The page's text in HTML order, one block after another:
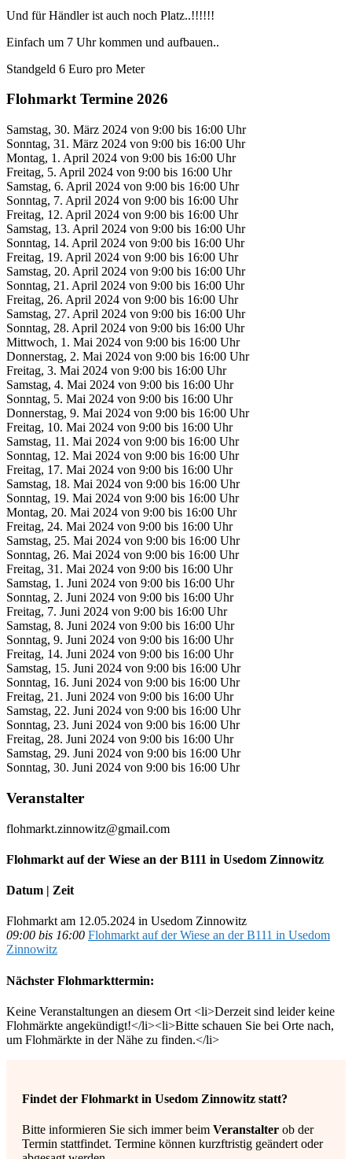
Und für Händler ist auch noch Platz..!!!!!!
Einfach um 7 Uhr kommen und aufbauen..
Standgeld 6 Euro pro Meter
Flohmarkt Termine 2026
Samstag, 30. März 2024 von 9:00 bis 16:00 Uhr
Sonntag, 31. März 2024 von 9:00 bis 16:00 Uhr
Montag, 1. April 2024 von 9:00 bis 16:00 Uhr
Freitag, 5. April 2024 von 9:00 bis 16:00 Uhr
Samstag, 6. April 2024 von 9:00 bis 16:00 Uhr
Sonntag, 7. April 2024 von 9:00 bis 16:00 Uhr
Freitag, 12. April 2024 von 9:00 bis 16:00 Uhr
Samstag, 13. April 2024 von 9:00 bis 16:00 Uhr
Sonntag, 14. April 2024 von 9:00 bis 16:00 Uhr
Freitag, 19. April 2024 von 9:00 bis 16:00 Uhr
Samstag, 20. April 2024 von 9:00 bis 16:00 Uhr
Sonntag, 21. April 2024 von 9:00 bis 16:00 Uhr
Freitag, 26. April 2024 von 9:00 bis 16:00 Uhr
Samstag, 27. April 2024 von 9:00 bis 16:00 Uhr
Sonntag, 28. April 2024 von 9:00 bis 16:00 Uhr
Mittwoch, 1. Mai 2024 von 9:00 bis 16:00 Uhr
Donnerstag, 2. Mai 2024 von 9:00 bis 16:00 Uhr
Freitag, 3. Mai 2024 von 9:00 bis 16:00 Uhr
Samstag, 4. Mai 2024 von 9:00 bis 16:00 Uhr
Sonntag, 5. Mai 2024 von 9:00 bis 16:00 Uhr
Donnerstag, 9. Mai 2024 von 9:00 bis 16:00 Uhr
Freitag, 10. Mai 2024 von 9:00 bis 16:00 Uhr
Samstag, 11. Mai 2024 von 9:00 bis 16:00 Uhr
Sonntag, 12. Mai 2024 von 9:00 bis 16:00 Uhr
Freitag, 17. Mai 2024 von 9:00 bis 16:00 Uhr
Samstag, 18. Mai 2024 von 9:00 bis 16:00 Uhr
Sonntag, 19. Mai 2024 von 9:00 bis 16:00 Uhr
Montag, 20. Mai 2024 von 9:00 bis 16:00 Uhr
Freitag, 24. Mai 2024 von 9:00 bis 16:00 Uhr
Samstag, 25. Mai 2024 von 9:00 bis 16:00 Uhr
Sonntag, 26. Mai 2024 von 9:00 bis 16:00 Uhr
Freitag, 31. Mai 2024 von 9:00 bis 16:00 Uhr
Samstag, 1. Juni 2024 von 9:00 bis 16:00 Uhr
Sonntag, 2. Juni 2024 von 9:00 bis 16:00 Uhr
Freitag, 7. Juni 2024 von 9:00 bis 16:00 Uhr
Samstag, 8. Juni 2024 von 9:00 bis 16:00 Uhr
Sonntag, 9. Juni 2024 von 9:00 bis 16:00 Uhr
Freitag, 14. Juni 2024 von 9:00 bis 16:00 Uhr
Samstag, 15. Juni 2024 von 9:00 bis 16:00 Uhr
Sonntag, 16. Juni 2024 von 9:00 bis 16:00 Uhr
Freitag, 21. Juni 2024 von 9:00 bis 16:00 Uhr
Samstag, 22. Juni 2024 von 9:00 bis 16:00 Uhr
Sonntag, 23. Juni 2024 von 9:00 bis 16:00 Uhr
Freitag, 28. Juni 2024 von 9:00 bis 16:00 Uhr
Samstag, 29. Juni 2024 von 9:00 bis 16:00 Uhr
Sonntag, 30. Juni 2024 von 9:00 bis 16:00 Uhr
Veranstalter
flohmarkt.zinnowitz@gmail.com
Flohmarkt auf der Wiese an der B111 in Usedom Zinnowitz
Datum | Zeit
Flohmarkt am 12.05.2024 in Usedom Zinnowitz
09:00 bis 16:00 Flohmarkt auf der Wiese an der B111 in Usedom
Zinnowitz
Nächster Flohmarkttermin:
Keine Veranstaltungen an diesem Ort <li>Derzeit sind leider keine
Flohmärkte angekündigt!</li><li>Bitte schauen Sie bei Orte nach,
um Flohmärkte in der Nähe zu finden.</li>
Findet der Flohmarkt in Usedom Zinnowitz statt?
Bitte informieren Sie sich immer beim Veranstalter ob der
Termin stattfindet. Termine können kurzftristig geändert oder